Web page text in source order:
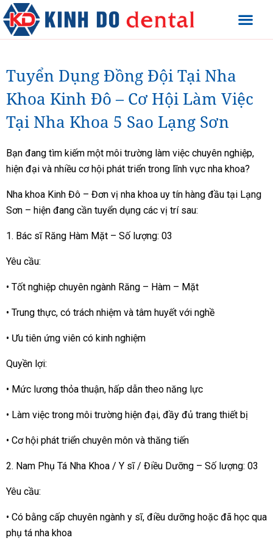
Tuyển Dụng Đồng Đội Tại Nha
Khoa Kinh Đô – Cơ Hội Làm Việc
Tại Nha Khoa 5 Sao Lạng Sơn
Bạn đang tìm kiếm một môi trường làm việc chuyên nghiệp,
hiện đại và nhiều cơ hội phát triển trong lĩnh vực nha khoa?
Nha khoa Kinh Đô – Đơn vị nha khoa uy tín hàng đầu tại Lạng
Sơn – hiện đang cần tuyển dụng các vị trí sau:
1. Bác sĩ Răng Hàm Mặt – Số lượng: 03
Yêu cầu:
• Tốt nghiệp chuyên ngành Răng – Hàm – Mặt
• Trung thực, có trách nhiệm và tâm huyết với nghề
• Ưu tiên ứng viên có kinh nghiệm
Quyền lợi:
• Mức lương thỏa thuận, hấp dẫn theo năng lực
• Làm việc trong môi trường hiện đại, đầy đủ trang thiết bị
• Cơ hội phát triển chuyên môn và thăng tiến
2. Nam Phụ Tá Nha Khoa / Y sĩ / Điều Dưỡng – Số lượng: 03
Yêu cầu:
• Có bằng cấp chuyên ngành y sĩ, điều dưỡng hoặc đã học qua
phụ tá nha khoa